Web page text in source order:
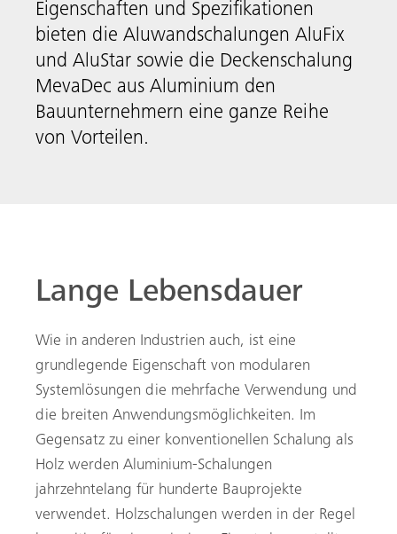
Eigenschaften und Spezifikationen
bieten die Aluwandschalungen AluFix
und AluStar sowie die Deckenschalung
MevaDec aus Aluminium den
Bauunternehmern eine ganze Reihe
von Vorteilen.
Lange Lebensdauer
Wie in anderen Industrien auch, ist eine
grundlegende Eigenschaft von modularen
Systemlösungen die mehrfache Verwendung und
die breiten Anwendungsmöglichkeiten. Im
Gegensatz zu einer konventionellen Schalung als
Holz werden Aluminium-Schalungen
jahrzehntelang für hunderte Bauprojekte
verwendet. Holzschalungen werden in der Regel